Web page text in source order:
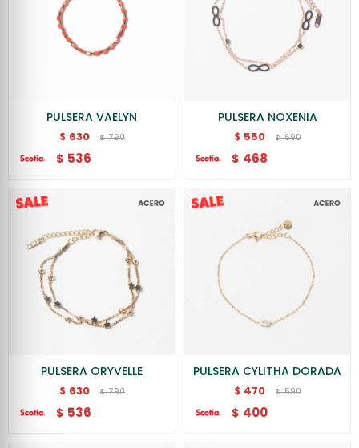
PULSERA VAELYN
$ 630 $ 790
$ 536
PULSERA NOXENIA
$ 550 $ 690
$ 468
PULSERA ORYVELLE
$ 630 $ 790
$ 536
PULSERA CYLITHA DORADA
$ 470 $ 590
$ 400